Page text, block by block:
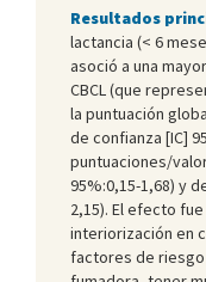
Resultados
lactancia (< 6
asoció a una
CBCL (que
la puntuación
de confianza [IC]
puntuaciones/
95%:0,15-1,68) y
2,15). El efecto
interiorización en
factores de